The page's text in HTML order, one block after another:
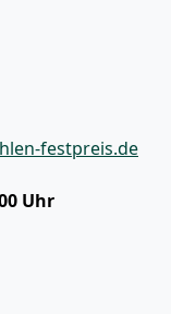
festpreis.de
Uhr